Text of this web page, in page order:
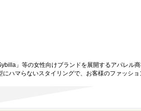
」等の女性向けブランドを展開するアパレル
ハマらないスタイリングで、お客様のファッショ